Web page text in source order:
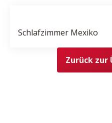
Schlafzimmer Mexiko
Zurück zur